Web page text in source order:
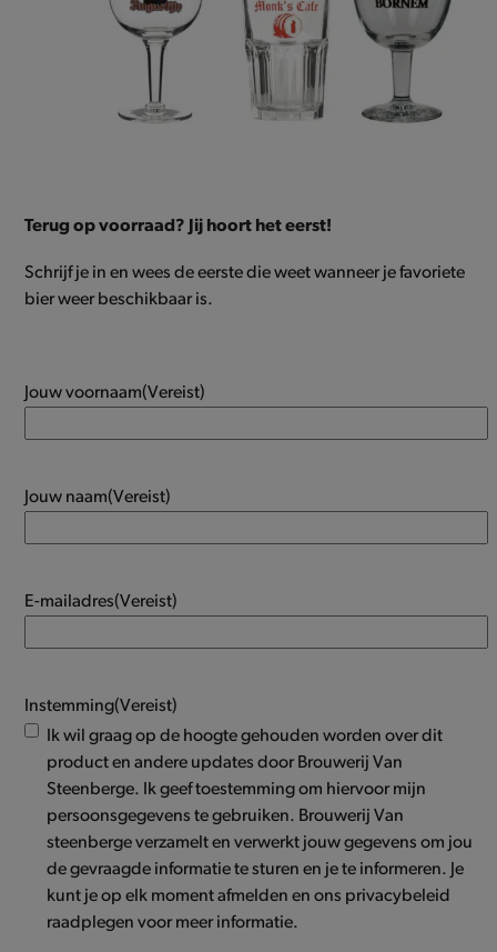
Terug op voorraad? Jij hoort het eerst!
Schrijf je in en wees de eerste die weet wanneer je favoriete
bier weer beschikbaar is.
Jouw voornaam(Vereist)
Jouw naam(Vereist)
E-mailadres(Vereist)
Instemming(Vereist)
Ik wil graag op de hoogte gehouden worden over dit
product en andere updates door Brouwerij Van
Steenberge. Ik geef toestemming om hiervoor mijn
persoonsgegevens te gebruiken. Brouwerij Van
steenberge verzamelt en verwerkt jouw gegevens om jou
de gevraagde informatie te sturen en je te informeren. Je
kunt je op elk moment afmelden en ons privacybeleid
raadplegen voor meer informatie.